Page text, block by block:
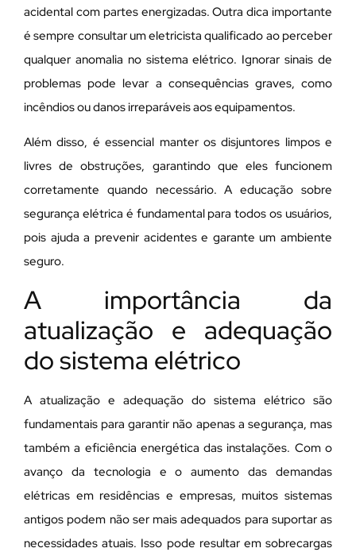
acidental com partes energizadas. Outra dica importante
é sempre consultar um eletricista qualificado ao perceber
qualquer anomalia no sistema elétrico. Ignorar sinais de
problemas pode levar a consequências graves, como
incêndios ou danos irreparáveis aos equipamentos.
Além disso, é essencial manter os disjuntores limpos e
livres de obstruções, garantindo que eles funcionem
corretamente quando necessário. A educação sobre
segurança elétrica é fundamental para todos os usuários,
pois ajuda a prevenir acidentes e garante um ambiente
seguro.
A importância da
atualização e adequação
do sistema elétrico
A atualização e adequação do sistema elétrico são
fundamentais para garantir não apenas a segurança, mas
também a eficiência energética das instalações. Com o
avanço da tecnologia e o aumento das demandas
elétricas em residências e empresas, muitos sistemas
antigos podem não ser mais adequados para suportar as
necessidades atuais. Isso pode resultar em sobrecargas